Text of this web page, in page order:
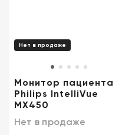
Нет в продаже
Монитор пациента
Philips IntelliVue
MX450
Нет в продаже